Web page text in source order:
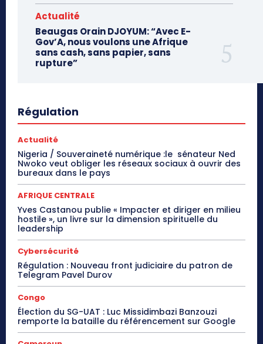
Actualité
Beaugas Orain DJOYUM: “Avec E-
Gov’A, nous voulons une Afrique
sans cash, sans papier, sans
rupture”
Régulation
Actualité
Nigeria / Souveraineté numérique :le sénateur Ned
Nwoko veut obliger les réseaux sociaux à ouvrir des
bureaux dans le pays
AFRIQUE CENTRALE
Yves Castanou publie « Impacter et diriger en milieu
hostile », un livre sur la dimension spirituelle du
leadership
Cybersécurité
Régulation : Nouveau front judiciaire du patron de
Telegram Pavel Durov
Congo
Élection du SG-UAT : Luc Missidimbazi Banzouzi
remporte la bataille du référencement sur Google